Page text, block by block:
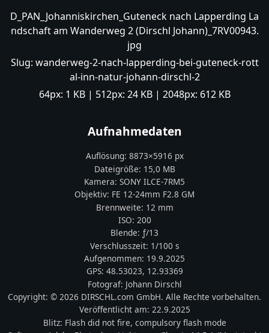
D_PAN_Johanniskirchen_Guteneck nach Lapperding La
ndschaft am Wanderweg 2 (Dirschl Johann)_7RV00943.
jpg
Slug: wanderweg-2-nach-lapperding-bei-guteneck-rott
al-inn-natur-johann-dirschl-2
64px: 1 KB| 512px: 24 KB| 2048px: 612 KB
Aufnahmedaten
Auflösung: 8873×5916 px
Dateigröße: 15,0 MB
Kamera: SONY ILCE-7RM5
Objektiv: FE 12-24mm F2.8 GM
Brennweite: 12 mm
ISO: 200
Blende: ƒ/13
Verschlusszeit: 1/100 s
Aufgenommen: 19.9.2025
GPS: 48.53023, 12.93369
Fotograf: Johann Dirschl
Copyright: © 2026 DIRSCHL.com GmbH. Alle Rechte vorbehalten.
Veröffentlicht am: 22.9.2025
Blitz: Flash did not fire, compulsory flash mode